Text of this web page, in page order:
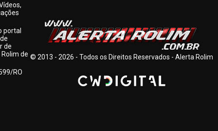
portal
de
de
RO
© 2013 - 2026 - Todos os Direitos Reservados - Alerta Rolim